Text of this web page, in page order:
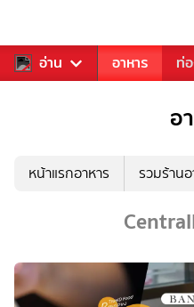
อ่าน
รวงการเพลง อาหาร ท่
อ
หน้าแรกอาหาร รวมร้าน